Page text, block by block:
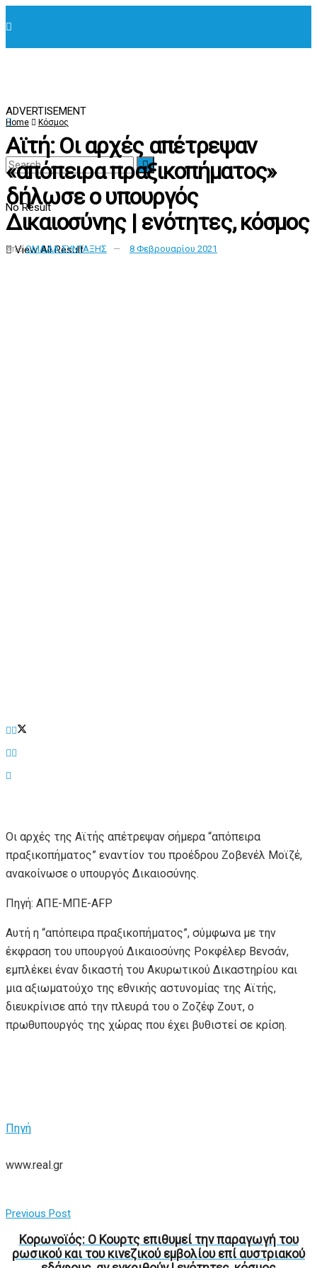
No Result
View All Result
ADVERTISEMENT
Home Κόσμος
Αϊτή: Οι αρχές απέτρεψαν
«απόπειρα πραξικοπήματος»
δήλωσε ο υπουργός
Δικαιοσύνης | ενότητες, κόσμος
Από ΟΜΑΔΑ ΣΥΝΤΑΞΗΣ 8 Φεβρουαρίου 2021
Οι αρχές της Αϊτής απέτρεψαν σήμερα “απόπειρα
πραξικοπήματος” εναντίον του προέδρου Ζοβενέλ Μοϊζέ,
ανακοίνωσε ο υπουργός Δικαιοσύνης.
Πηγή: ΑΠΕ-ΜΠΕ-AFP
Αυτή η “απόπειρα πραξικοπήματος”, σύμφωνα με την
έκφραση του υπουργού Δικαιοσύνης Ροκφέλερ Βενσάν,
εμπλέκει έναν δικαστή του Ακυρωτικού Δικαστηρίου και
μια αξιωματούχο της εθνικής αστυνομίας της Αϊτής,
διευκρίνισε από την πλευρά του ο Ζοζέφ Ζουτ, ο
πρωθυπουργός της χώρας που έχει βυθιστεί σε κρίση.
Πηγή
www.real.gr
Previous Post
Κορωνοϊός: Ο Κουρτς επιθυμεί την παραγωγή του
ρωσικού και του κινεζικού εμβολίου επί αυστριακού